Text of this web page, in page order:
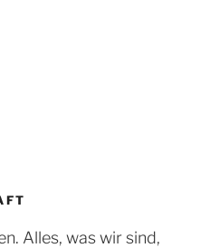
Alles, was wir sind,